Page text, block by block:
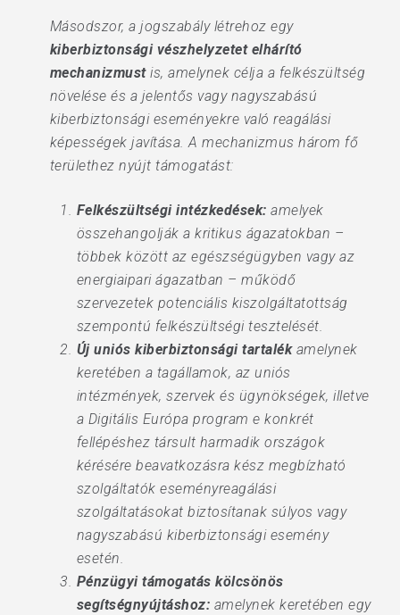
Másodszor, a jogszabály létrehoz egy
kiberbiztonsági vészhelyzetet elhárító
mechanizmustis, amelynek célja a felkészültség
növelése és a jelentős vagy nagyszabású
kiberbiztonsági eseményekre való reagálási
képességek javítása. A mechanizmus három fő
területhez nyújt támogatást:
Felkészültségi intézkedések: amelyek
összehangolják a kritikus ágazatokban –
többek között az egészségügyben vagy az
energiaipari ágazatban – működő
szervezetek potenciális kiszolgáltatottság
szempontú felkészültségi tesztelését.
Új uniós kiberbiztonsági tartalékamelynek
keretében a tagállamok, az uniós
intézmények, szervek és ügynökségek, illetve
a Digitális Európa program e konkrét
fellépéshez társult harmadik országok
kérésére beavatkozásra kész megbízható
szolgáltatók eseményreagálási
szolgáltatásokat biztosítanak súlyos vagy
nagyszabású kiberbiztonsági esemény
esetén.
Pénzügyi támogatás kölcsönös
segítségnyújtáshoz: amelynek keretében egy